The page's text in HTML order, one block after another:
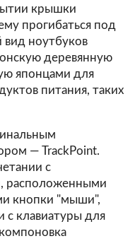
крышки
прогибаться под
ноутбуков
деревянную
японцами для
питания, таких
— TrackPoint.
с
расположенными
кнопки "мыши",
с клавиатуры для